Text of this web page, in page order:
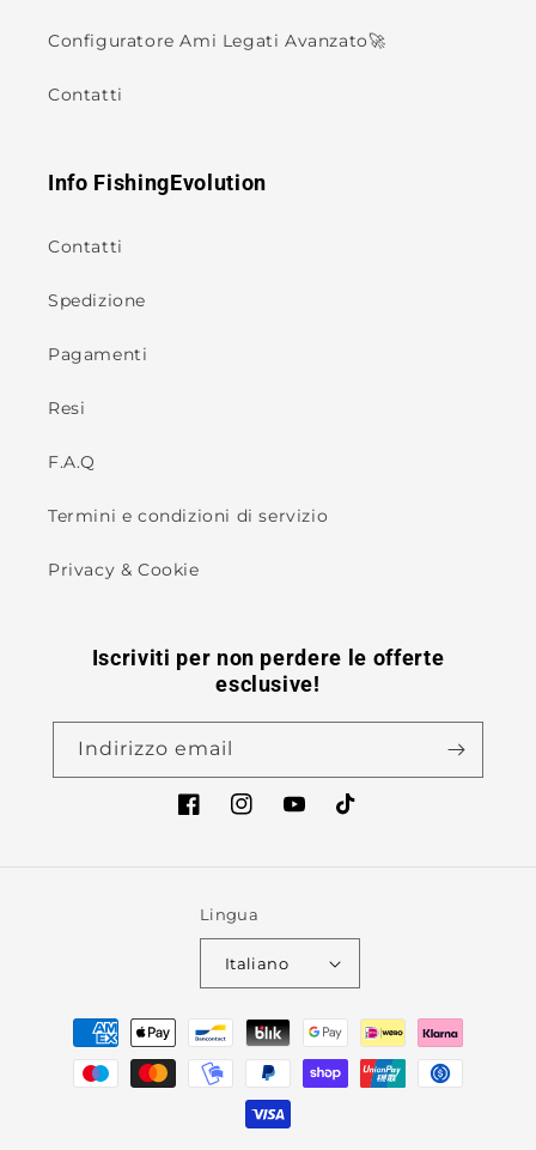
Configuratore Ami Legati Avanzato🚀
Contatti
Info FishingEvolution
Contatti
Spedizione
Pagamenti
Resi
F.A.Q
Termini e condizioni di servizio
Privacy & Cookie
Iscriviti per non perdere le offerte
esclusive!
Indirizzo email
FacebookInstagramYouTubeTikTok
Lingua
Italiano
Metodi
pagamento